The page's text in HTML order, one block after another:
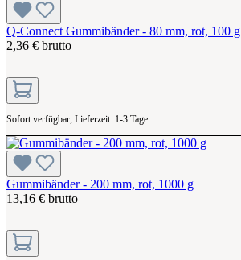
Q-Connect Gummibänder - 80 mm, rot, 100 g
2,36 € brutto
Sofort verfügbar, Lieferzeit: 1-3 Tage
Gummibänder - 200 mm, rot, 1000 g
13,16 € brutto